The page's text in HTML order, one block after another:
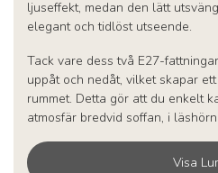
ljuseffekt, medan den lätt
elegant och tidlöst utseende.
Tack vare dess två E27-
uppåt och nedåt, vilket skapar
rummet. Detta gör att du enkelt
atmosfär bredvid soffan, i
Visa